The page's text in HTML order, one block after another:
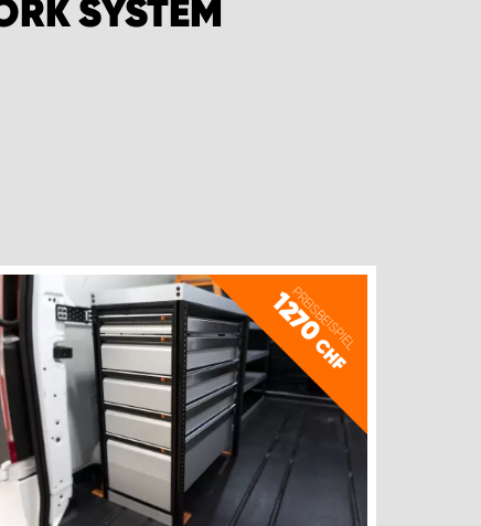
ELEKTRO-FAHRZEUGE
SYSTEM
PREISBEISPIEL
1270
CHF